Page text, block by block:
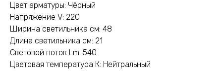
Цвет арматуры: Чёрный
Напряжение V: 220
Ширина светильника см: 48
Длина светильника см: 21
Световой поток Lm: 540
Цветовая температура К: Нейтральный